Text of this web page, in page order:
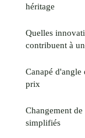
héritage
Quelles
contribuent à
Canapé
prix
Changement
simplifiés